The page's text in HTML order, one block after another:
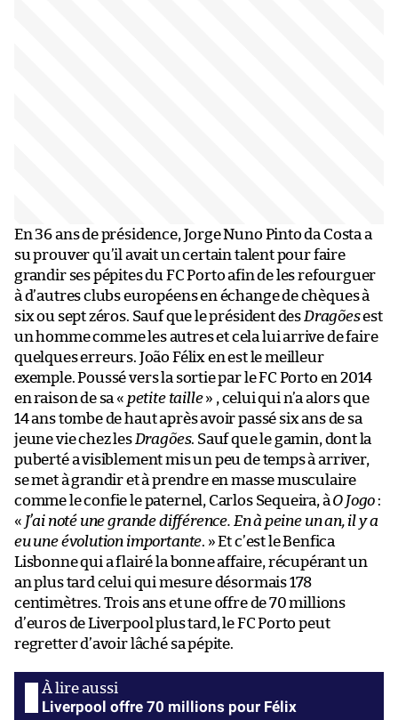
En 36 ans de présidence, Jorge Nuno Pinto da Costa a
su prouver qu’il avait un certain talent pour faire
grandir ses pépites du FC Porto afin de les refourguer
à d’autres clubs européens en échange de chèques à
six ou sept zéros. Sauf que le président des Dragõesest
un homme comme les autres et cela lui arrive de faire
quelques erreurs. João Félix en est le meilleur
exemple. Poussé vers la sortie par le FC Porto en 2014
en raison de sa « petite taille» , celui qui n’a alors que
14 ans tombe de haut après avoir passé six ans de sa
jeune vie chez les Dragões. Sauf que le gamin, dont la
puberté a visiblement mis un peu de temps à arriver,
se met à grandir et à prendre en masse musculaire
comme le confie le paternel, Carlos Sequeira, à O Jogo :
« J’ai noté une grande différence. En à peine un an, il y a
eu une évolution importante. » Et c’est le Benfica
Lisbonne qui a flairé la bonne affaire, récupérant un
an plus tard celui qui mesure désormais 178
centimètres. Trois ans et une offre de 70 millions
d’euros de Liverpool plus tard, le FC Porto peut
regretter d’avoir lâché sa pépite.
Liverpool offre 70 millions pour Félix